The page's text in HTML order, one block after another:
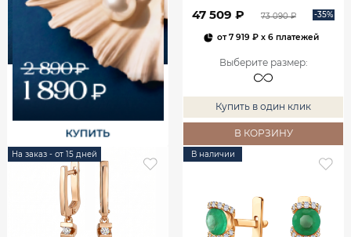
47 509 ₽ 73 090 ₽ -35%
от7 919 ₽ x 6 платежей
Выберите размер:
Купить в один клик
В КОРЗИНУ
На заказ - от 15 дней В наличии